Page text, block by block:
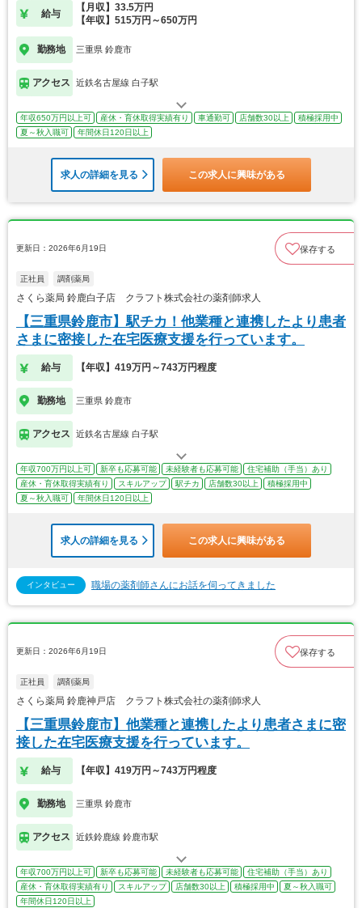
給与
【月収】33.5万円
【年収】515万円～650万円
勤務地 三重県 鈴鹿市
アクセス 近鉄名古屋線 白子駅
年収650万円以上可 産休・育休取得実績有り 車通勤可 店舗数30以上
積極採用中
夏～秋入職可
年間休日120日以上
求人の詳細を見る この求人に興味がある
更新日：2026年6月19日 保存する
正社員 調剤薬局
さくら薬局 鈴鹿白子店 クラフト株式会社の薬剤師求人
【三重県鈴鹿市】駅チカ！他業種と連携したより患者
さまに密接した在宅医療支援を行っています。
給与 【年収】419万円～743万円程度
勤務地 三重県 鈴鹿市
アクセス 近鉄名古屋線 白子駅
年収700万円以上可 新卒も応募可能 未経験者も応募可能
住宅補助（手当）あり
産休・育休取得実績有り
スキルアップ 駅チカ 店舗数30以上
積極採用中
夏～秋入職可
年間休日120日以上
求人の詳細を見る この求人に興味がある
インタビュー 職場の薬剤師さんにお話を伺ってきました
更新日：2026年6月19日 保存する
正社員 調剤薬局
さくら薬局 鈴鹿神戸店 クラフト株式会社の薬剤師求人
【三重県鈴鹿市】他業種と連携したより患者さまに密
接した在宅医療支援を行っています。
給与 【年収】419万円～743万円程度
勤務地 三重県 鈴鹿市
アクセス 近鉄鈴鹿線 鈴鹿市駅
年収700万円以上可 新卒も応募可能 未経験者も応募可能
住宅補助（手当）あり
産休・育休取得実績有り
スキルアップ 店舗数30以上 積極採用中
夏～秋入職可
年間休日120日以上